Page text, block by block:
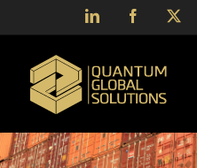
LinkedIn Facebook